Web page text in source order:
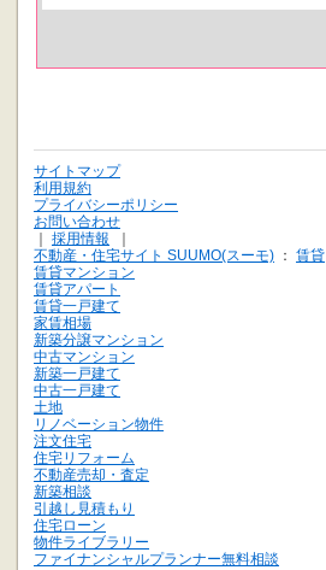
サイトマップ
利用規約
プライバシーポリシー
お問い合わせ
採用情報
不動産・住宅サイト SUUMO(スーモ) ： 賃貸
賃貸マンション
賃貸アパート
賃貸一戸建て
家賃相場
新築分譲マンション
中古マンション
新築一戸建て
中古一戸建て
土地
リノベーション物件
注文住宅
住宅リフォーム
不動産売却・査定
新築相談
引越し見積もり
住宅ローン
物件ライブラリー
ファイナンシャルプランナー無料相談